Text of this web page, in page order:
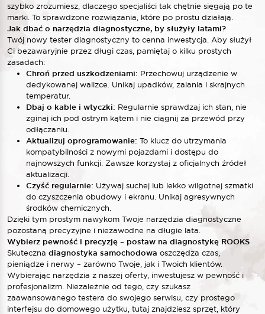
szybko zrozumiesz, dlaczego specjaliści tak chętnie sięgają po te
marki. To sprawdzone rozwiązania, które po prostu działają.
Jak dbać o narzędzia diagnostyczne, by służyły latami?
Twój nowy tester diagnostyczny to cenna inwestycja. Aby służył
Ci bezawaryjnie przez długi czas, pamiętaj o kilku prostych
zasadach:
Chroń przed uszkodzeniami: Przechowuj urządzenie w
dedykowanej walizce. Unikaj upadków, zalania i skrajnych
temperatur.
Dbaj o kable i wtyczki: Regularnie sprawdzaj ich stan, nie
zginaj ich pod ostrym kątem i nie ciągnij za przewód przy
odłączaniu.
Aktualizuj oprogramowanie: To klucz do utrzymania
kompatybilności z nowymi pojazdami i dostępu do
najnowszych funkcji. Zawsze korzystaj z oficjalnych źródeł
aktualizacji.
Czyść regularnie: Używaj suchej lub lekko wilgotnej szmatki
do czyszczenia obudowy i ekranu. Unikaj agresywnych
środków chemicznych.
Dzięki tym prostym nawykom Twoje narzędzia diagnostyczne
pozostaną precyzyjne i niezawodne na długie lata.
Wybierz pewność i precyzję – postaw na diagnostykę ROOKS
Skuteczna diagnostyka samochodowa oszczędza czas,
pieniądze i nerwy – zarówno Twoje, jak i Twoich klientów.
Wybierając narzędzia z naszej oferty, inwestujesz w pewność i
profesjonalizm. Niezależnie od tego, czy szukasz
zaawansowanego testera do swojego serwisu, czy prostego
interfejsu do domowego użytku, tutaj znajdziesz sprzęt, który